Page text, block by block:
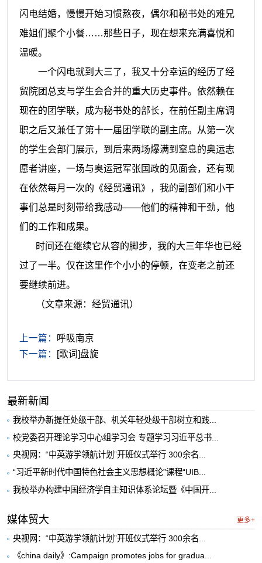
闪电结婚，慢慢开始习惯熬夜，偶尔和秘书处的难兄
难姐们聚个小餐……那些日子，现在想来充满喜悦和
温暖。
一个闪电就到大三了，我又十分幸运的经历了经
贸院团总支与学生会合并的重大历史事件。依然赖在
现在的团学联，成为秘书处的部长，在前任副主席调
职之后又兼任了第十一届团学联的副主席。从第一次
的学生会部门展示，到后来两场爆满到窒息的奥运志
愿者讲座，一场与奥运冠军张国政的见面会，还有现
在依然每月一次的《经贸通讯》，我的副部们和小干
事们总是时刻带给我感动——他们的精神和干劲，他
们的工作和成果。
时间还在继续它从容的脚步，我的大三年华也已经
过了一半。仅在这里作个小小的停顿，在变老之前还
要继续前进。
（文章来源：经贸通讯）
上一篇：
呼吸南京
下一篇：
[歌词]盘旋
最新新闻
我校举办新提任处级干部、机关年轻处级干部树立和践...
校党委召开理论学习中心组学习会 专题学习习近平总书...
央视网：“中英游学领航计划”开班仪式举行 300余名...
“习近平新时代中国特色社会主义思想概论”课程“UIB...
我校举办构建中国经济学自主知识体系论坛暨《中国开...
媒体贸大 更多+
央视网：“中英游学领航计划”开班仪式举行 300余名...
《china daily》:Campaign promotes jobs for gradua...